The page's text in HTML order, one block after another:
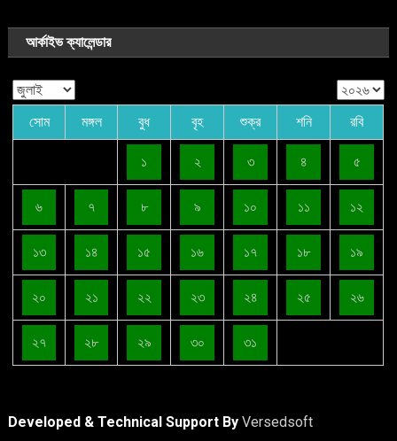
ফ্যাসিবাদবিরোধী আন্দোলনে হত্যাকাণ্ডের বিচার হবে স্বচ্ছ,
নিরপেক্ষ ও বিশ্বাসযোগ্য : প্রধানমন্ত্রী
আগস্ট ৫, ২০২৬ সময় সংবাদ
আর্কাইভ ক্যালেন্ডার
সোম মঙ্গল বুধ বৃহ শুক্র শনি রবি
১ ২ ৩ ৪ ৫
৬ ৭ ৮ ৯ ১০ ১১ ১২
১৩ ১৪ ১৫ ১৬ ১৭ ১৮ ১৯
২০ ২১ ২২ ২৩ ২৪ ২৫ ২৬
২৭ ২৮ ২৯ ৩০ ৩১
Developed & Technical Support ByVersedsoft